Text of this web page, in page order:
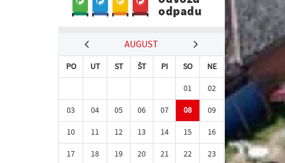
AUGUST
PO UT ST ŠT PI SO
NE
01
02
03
04 05 06 07 08
09
10
11 12 13 14 15
16
17
18 19 20 21 22
23